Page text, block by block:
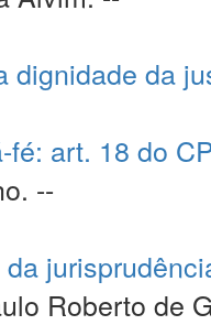
dignidade da
fé: art. 18 do
--
Roberto de